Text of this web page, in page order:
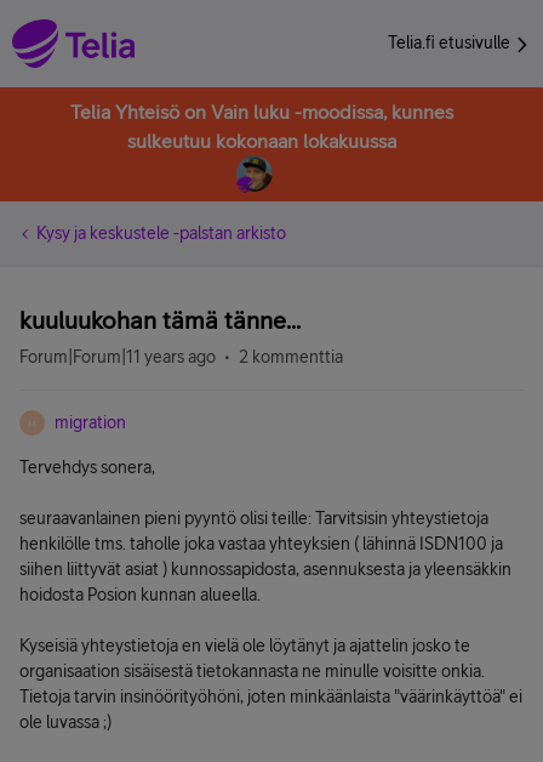
Telia.fi etusivulle
Telia Yhteisö on Vain luku -moodissa, kunnes
sulkeutuu kokonaan lokakuussa
Kysy ja keskustele -palstan arkisto
kuuluukohan tämä tänne...
Forum|Forum|11 years ago 2 kommenttia
M migration
Tervehdys sonera,
seuraavanlainen pieni pyyntö olisi teille: Tarvitsisin yhteystietoja
henkilölle tms. taholle joka vastaa yhteyksien ( lähinnä ISDN100 ja
siihen liittyvät asiat ) kunnossapidosta, asennuksesta ja yleensäkkin
hoidosta Posion kunnan alueella.
Kyseisiä yhteystietoja en vielä ole löytänyt ja ajattelin josko te
organisaation sisäisestä tietokannasta ne minulle voisitte onkia.
Tietoja tarvin insinöörityöhöni, joten minkäänlaista "väärinkäyttöä" ei
ole luvassa ;)